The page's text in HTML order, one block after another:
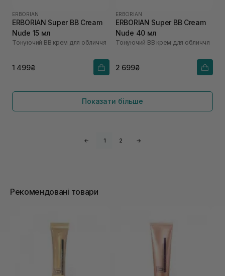
ERBORIAN
ERBORIAN Super ВВ Cream
Nude 15 мл
Тонуючий BB крем для обличчя
1 499₴
ERBORIAN
ERBORIAN Super ВВ Cream
Nude 40 мл
Тонуючий BB крем для обличчя
2 699₴
Показати більше
← 1 2 →
Рекомендовані товари